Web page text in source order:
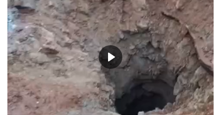
Play